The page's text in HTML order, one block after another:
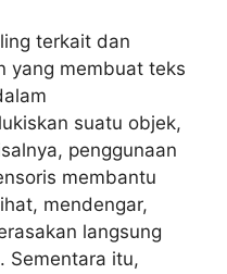
terkait dan
yang membuat teks
suatu objek,
penggunaan
membantu
mendengar,
langsung
Sementara itu,